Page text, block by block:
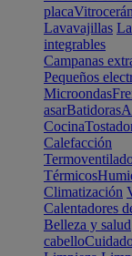
placa
Lavavajillas
integrables
Campanas
Pequeños
Microondas
asarBatidoras
Cocina
Calefacción
Térmicos
Climatización
Calentadores
Belleza y salud
cabello